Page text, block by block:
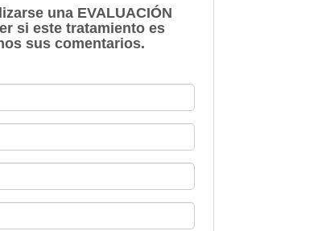
una EVALUACIÓN
si este tratamiento es
sus comentarios.